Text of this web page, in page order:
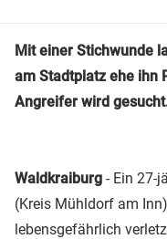
Mit einer Stichwunde
am Stadtplatz ehe ihn
Angreifer wird
Waldkraiburg - Ein 27-
(Kreis Mühldorf am
lebensgefährlich